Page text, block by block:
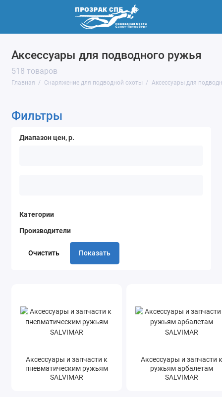
Аксессуары для подводного ружья
518 товаров
Главная Снаряжение для подводной охоты Аксессуары для
Фильтры
Диапазон цен, р.
Категории
Производители
Очистить Показать
Аксессуары и запчасти к
пневматическим ружьям
SALVIMAR
Аксессуары и запчасти к
ружьям арбалетам
SALVIMAR